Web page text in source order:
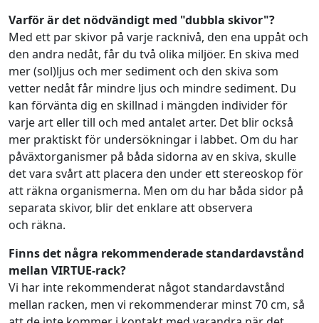
Varför är det nödvändigt med "dubbla skivor"?
Med ett par skivor på varje racknivå, den ena uppåt och
den andra nedåt, får du två olika miljöer. En skiva med
mer (sol)ljus och mer sediment och den skiva som
vetter nedåt får mindre ljus och mindre sediment. Du
kan förvänta dig en skillnad i mängden individer för
varje art eller till och med antalet arter. Det blir också
mer praktiskt för undersökningar i labbet. Om du har
påväxtorganismer på båda sidorna av en skiva, skulle
det vara svårt att placera den under ett stereoskop för
att räkna organismerna. Men om du har båda sidor på
separata skivor, blir det enklare att observera
och räkna.
Finns det några rekommenderade standardavstånd
mellan VIRTUE-rack?
Vi har inte rekommenderat något standardavstånd
mellan racken, men vi rekommenderar minst 70 cm, så